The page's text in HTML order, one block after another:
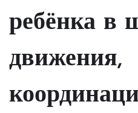
ребёнка в
движения,